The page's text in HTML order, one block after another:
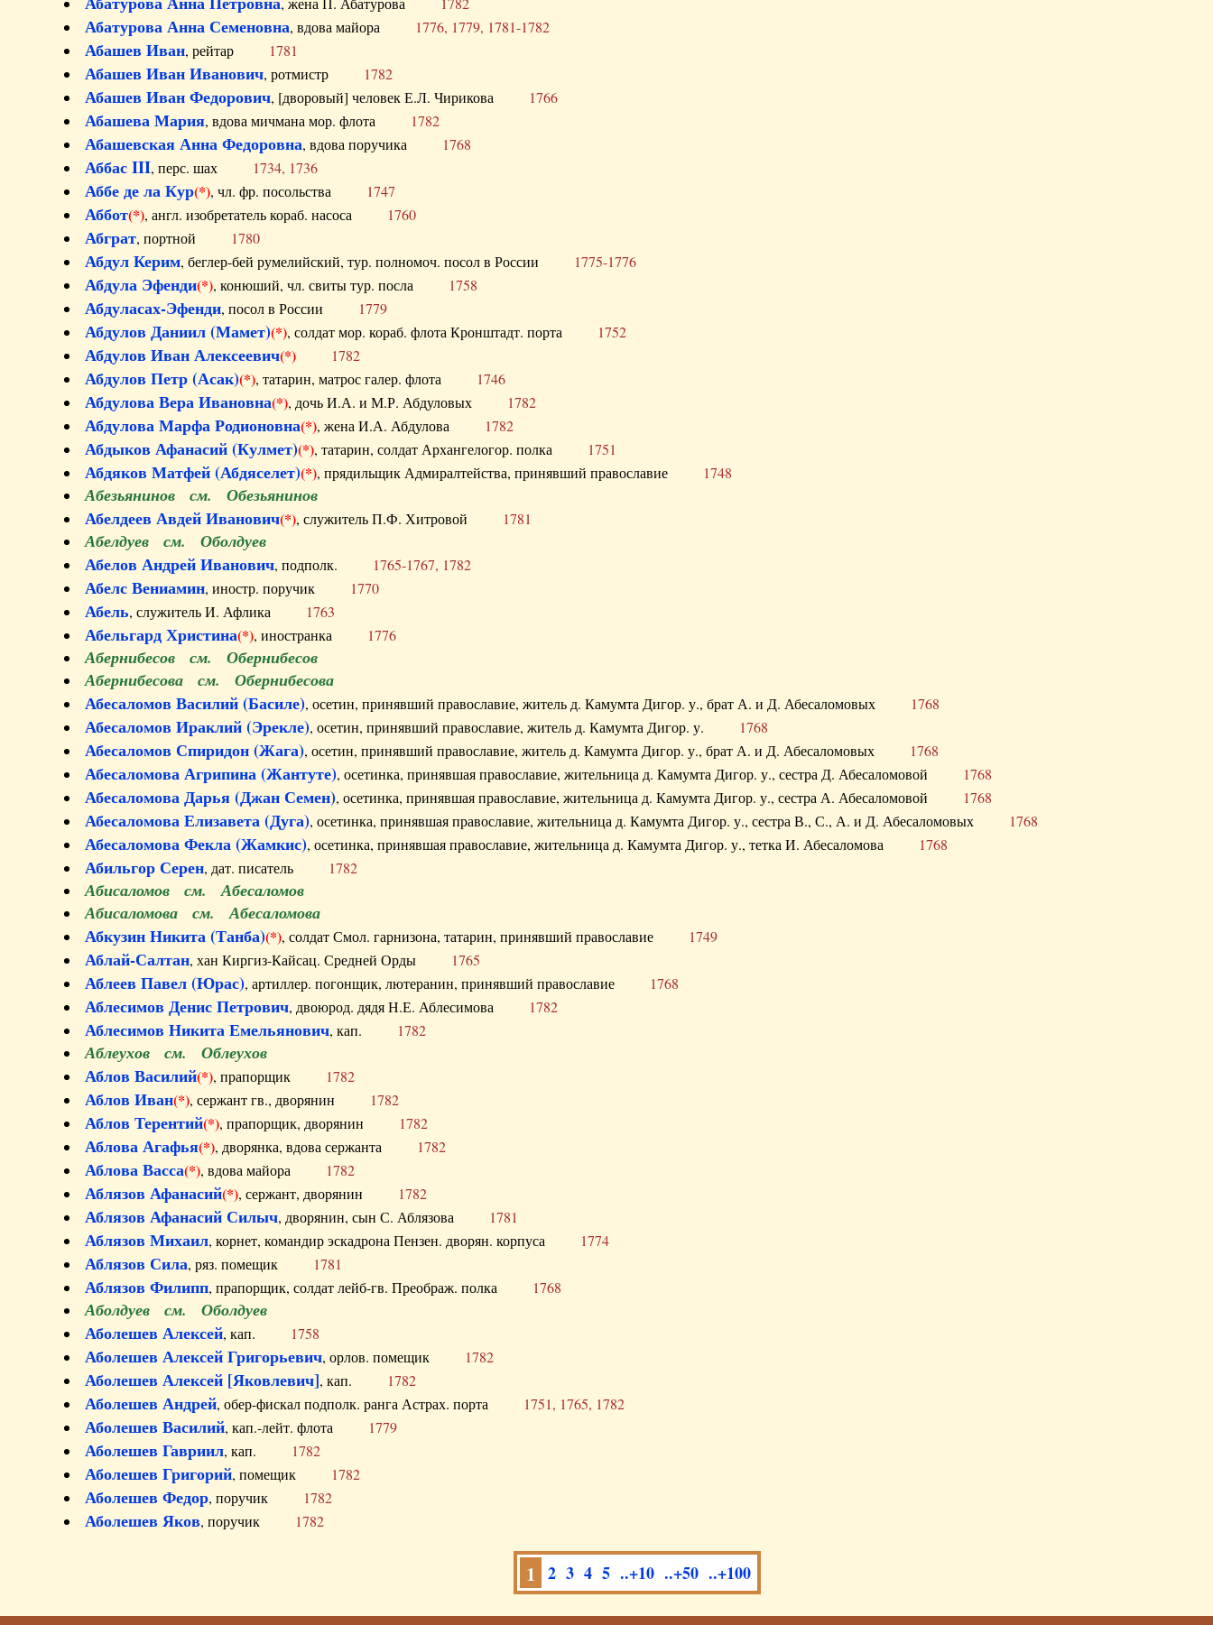
Абатурова Анна Семеновна, вдова майора 1776, 1779, 1781-1782
Абашев Иван, рейтар 1781
Абашев Иван Иванович, ротмистр 1782
Абашев Иван Федорович, [дворовый] человек Е.Л. Чирикова 1766
Абашева Мария, вдова мичмана мор. флота 1782
Абашевская Анна Федоровна, вдова поручика 1768
Аббас III, перс. шах 1734, 1736
Аббе де ла Кур(*), чл. фр. посольства 1747
Аббот(*), англ. изобретатель кораб. насоса 1760
Абграт, портной 1780
Абдул Керим, беглер-бей румелийский, тур. полномоч. посол в России 1775-1776
Абдула Эфенди(*), конюший, чл. свиты тур. посла 1758
Абдуласах-Эфенди, посол в России 1779
Абдулов Даниил (Мамет)(*), солдат мор. кораб. флота Кронштадт. порта 1752
Абдулов Иван Алексеевич(*) 1782
Абдулов Петр (Асак)(*), татарин, матрос галер. флота 1746
Абдулова Вера Ивановна(*), дочь И.А. и М.Р. Абдуловых 1782
Абдулова Марфа Родионовна(*), жена И.А. Абдулова 1782
Абдыков Афанасий (Кулмет)(*), татарин, солдат Архангелогор. полка 1751
Абдяков Матфей (Абдяселет)(*), прядильщик Адмиралтейства, принявший православие 1748
Абезьянинов см. Обезьянинов
Абелдеев Авдей Иванович(*), служитель П.Ф. Хитровой 1781
Абелдуев см. Оболдуев
Абелов Андрей Иванович, подполк. 1765-1767, 1782
Абелс Вениамин, иностр. поручик 1770
Абель, служитель И. Афлика 1763
Абельгард Христина(*), иностранка 1776
Абернибесов см. Обернибесов
Абернибесова см. Обернибесова
Абесаломов Василий (Басиле), осетин, принявший православие, житель д. Камумта Дигор. у., брат А. и Д. Абесаломовых 1768
Абесаломов Ираклий (Эрекле), осетин, принявший православие, житель д. Камумта Дигор. у. 1768
Абесаломов Спиридон (Жага), осетин, принявший православие, житель д. Камумта Дигор. у., брат А. и Д. Абесаломовых 1768
Абесаломова Агрипина (Жантуте), осетинка, принявшая православие, жительница д. Камумта Дигор. у., сестра Д. Абесаломовой 1768
Абесаломова Дарья (Джан Семен), осетинка, принявшая православие, жительница д. Камумта Дигор. у., сестра А. Абесаломовой 1768
Абесаломова Елизавета (Дуга), осетинка, принявшая православие, жительница д. Камумта Дигор. у., сестра В., С., А. и Д. Абесаломовых 1768
Абесаломова Фекла (Жамкис), осетинка, принявшая православие, жительница д. Камумта Дигор. у., тетка И. Абесаломова 1768
Абильгор Серен, дат. писатель 1782
Абисаломов см. Абесаломов
Абисаломова см. Абесаломова
Абкузин Никита (Танба)(*), солдат Смол. гарнизона, татарин, принявший православие 1749
Аблай-Салтан, хан Киргиз-Кайсац. Средней Орды 1765
Аблеев Павел (Юрас), артиллер. погонщик, лютеранин, принявший православие 1768
Аблесимов Денис Петрович, двоюрод. дядя Н.Е. Аблесимова 1782
Аблесимов Никита Емельянович, кап. 1782
Аблеухов см. Облеухов
Аблов Василий(*), прапорщик 1782
Аблов Иван(*), сержант гв., дворянин 1782
Аблов Терентий(*), прапорщик, дворянин 1782
Аблова Агафья(*), дворянка, вдова сержанта 1782
Аблова Васса(*), вдова майора 1782
Аблязов Афанасий(*), сержант, дворянин 1782
Аблязов Афанасий Силыч, дворянин, сын С. Аблязова 1781
Аблязов Михаил, корнет, командир эскадрона Пензен. дворян. корпуса 1774
Аблязов Сила, ряз. помещик 1781
Аблязов Филипп, прапорщик, солдат лейб-гв. Преображ. полка 1768
Аболдуев см. Оболдуев
Аболешев Алексей, кап. 1758
Аболешев Алексей Григорьевич, орлов. помещик 1782
Аболешев Алексей [Яковлевич], кап. 1782
Аболешев Андрей, обер-фискал подполк. ранга Астрах. порта 1751, 1765, 1782
Аболешев Василий, кап.-лейт. флота 1779
Аболешев Гавриил, кап. 1782
Аболешев Григорий, помещик 1782
Аболешев Федор, поручик 1782
Аболешев Яков, поручик 1782
1 2 3 4 5 ..+10 ..+50 ..+100